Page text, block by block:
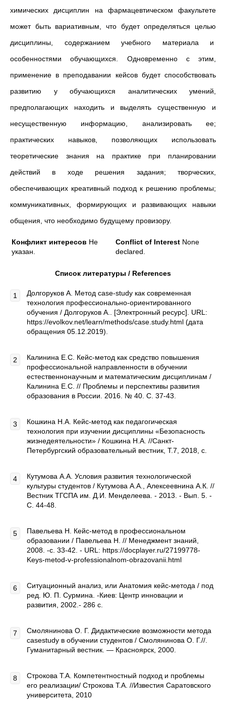
химических дисциплин на фармацевтическом факультете
может быть вариативным, что будет определяться целью
дисциплины, содержанием учебного материала и
особенностями обучающихся. Одновременно с этим,
применение в преподавании кейсов будет способствовать
развитию у обучающихся аналитических умений,
предполагающих находить и выделять существенную и
несущественную информацию, анализировать ее;
практических навыков, позволяющих использовать
теоретические знания на практике при планировании
действий в ходе решения задания; творческих,
обеспечивающих креативный подход к решению проблемы;
коммуникативных, формирующих и развивающих навыки
общения, что необходимо будущему провизору.
Конфликт интересов Не
указан.
Conflict of Interest None
declared.
Список литературы / References
Долгоруков А. Метод case-study как современная
технология профессионально-ориентированного
обучения / Долгоруков А.. [Электронный ресурс]. URL:
https://evolkov.net/learn/methods/case.study.html (дата
обращения 05.12.2019).
Калинина Е.С. Кейс-метод как средство повышения
профессиональной направленности в обучении
естественнонаучным и математическим дисциплинам /
Калинина Е.С. // Проблемы и перспективы развития
образования в России. 2016. № 40. С. 37-43.
Кошкина Н.А. Кейс-метод как педагогическая
технология при изучении дисциплины «Безопасность
жизнедеятельности» / Кошкина Н.А. //Санкт-
Петербургский образовательный вестник, Т.7, 2018, с.
Кутумова А.А. Условия развития технологической
культуры студентов / Кутумова А.А., Алексеевнина А.К. //
Вестник ТГСПА им. Д.И. Менделеева. - 2013. - Вып. 5. -
С. 44-48.
Павельева Н. Кейс-метод в профессиональном
образовании / Павельева Н. // Менеджмент знаний,
2008. -с. 33-42. - URL: https://docplayer.ru/27199778-
Keys-metod-v-professionalnom-obrazovanii.html
Ситуационный анализ, или Анатомия кейс-метода / под
ред. Ю. П. Сурмина. -Киев: Центр инновации и
развития, 2002.- 286 с.
Смолянинова О. Г. Дидактические возможности метода
casestudy в обучении студентов / Смолянинова О. Г.//.
Гуманитарный вестник. — Красноярск, 2000.
Строкова Т.А. Компетентностный подход и проблемы
его реализации/ Строкова Т.А. //Известия Саратовского
университета, 2010